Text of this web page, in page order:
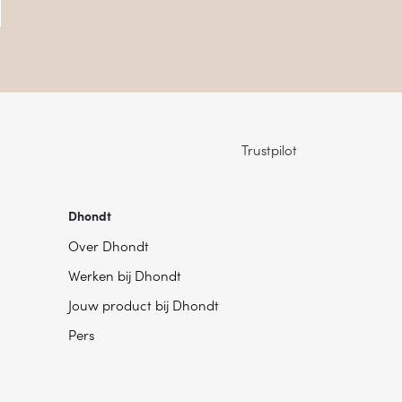
Trustpilot
Dhondt
Over Dhondt
Werken bij Dhondt
Jouw product bij Dhondt
Pers